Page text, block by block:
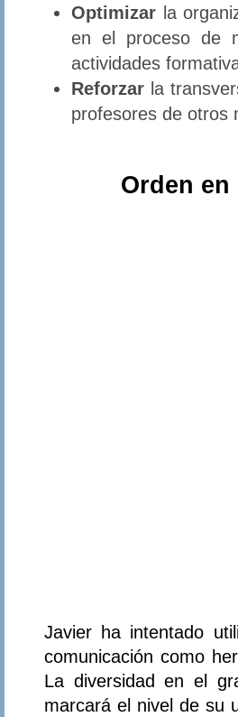
Optimizarla
en el proceso de
actividades
Reforzarla
profesores de otros
Orden
Javier ha intentado
comunicación como
La diversidad en el
marcará el nivel de su